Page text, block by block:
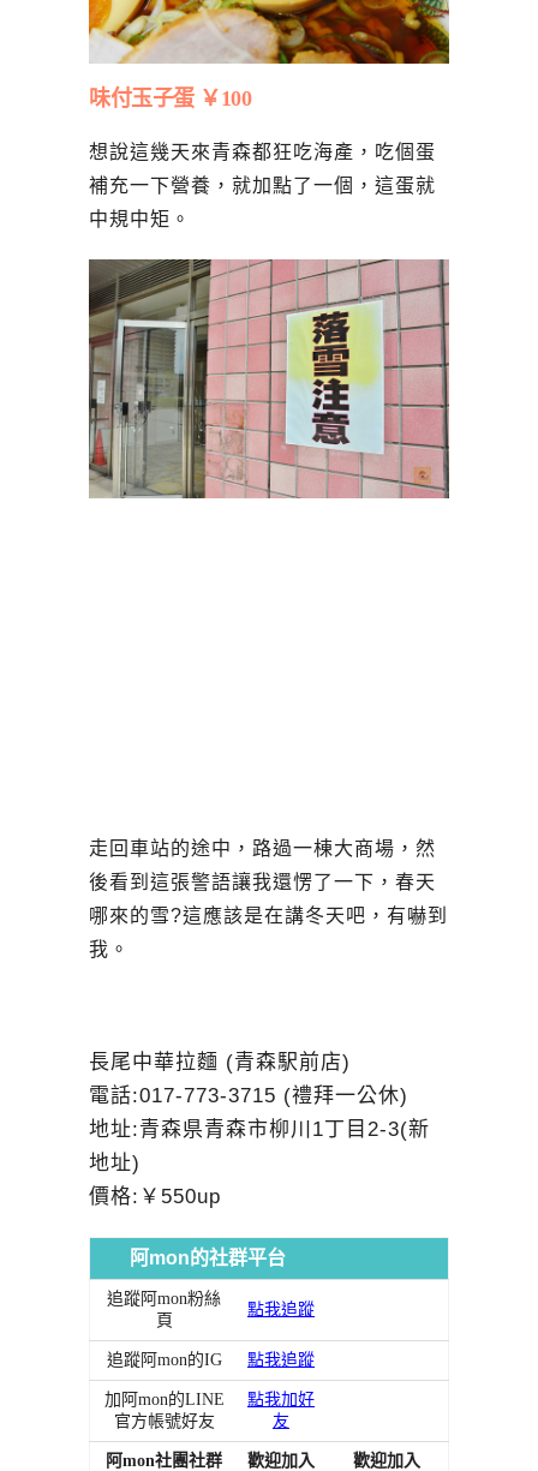
味付玉子蛋 ￥100
想說這幾天來青森都狂吃海產，吃個蛋
補充一下營養，就加點了一個，這蛋就
中規中矩。
走回車站的途中，路過一棟大商場，然
後看到這張警語讓我還愣了一下，春天
哪來的雪?這應該是在講冬天吧，有嚇到
我。
長尾中華拉麵 (青森駅前店)
電話:017-773-3715 (禮拜一公休)
地址:青森県青森市柳川1丁目2-3(新
地址)
價格:￥550up
阿mon的社群平台
追蹤阿mon粉絲
頁
點我追蹤
追蹤阿mon的IG 點我追蹤
加阿mon的LINE
官方帳號好友
點我加好
友
阿mon社團社群
歡迎加入
歡迎加入